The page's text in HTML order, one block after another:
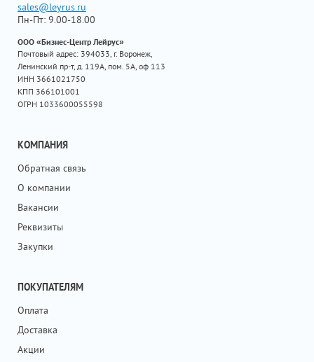
sales@leyrus.ru
Пн-Пт: 9.00-18.00
ООО «Бизнес-Центр Лейрус»
Почтовый адрес: 394033, г. Воронеж,
Ленинский пр-т, д. 119А, пом. 5А, оф 113
ИНН 3661021750
КПП 366101001
ОГРН 1033600055598
КОМПАНИЯ
Обратная связь
О компании
Вакансии
Реквизиты
Закупки
ПОКУПАТЕЛЯМ
Оплата
Доставка
Акции